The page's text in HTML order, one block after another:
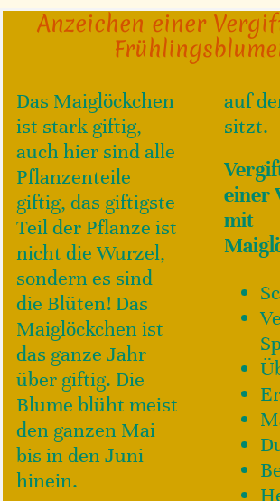
Anzeichen einer
Das Maiglöckchen
ist stark giftig,
auch hier sind alle
Pflanzenteile
giftig, das giftigste
Teil der Pflanze ist
nicht die Wurzel,
sondern es sind
die Blüten! Das
Maiglöckchen ist
das ganze Jahr
über giftig. Die
Blume blüht meist
den ganzen Mai
bis in den Juni
hinein.
auf
sitzt.
einer
mit